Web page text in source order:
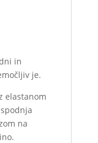
in
je.
elastanom
na